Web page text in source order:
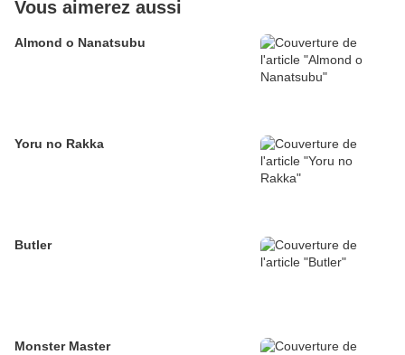
Vous aimerez aussi
Almond o Nanatsubu
Yoru no Rakka
Butler
Monster Master